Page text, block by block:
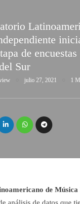
de encuestas
Sur
julio 27, 2021 1
de Música